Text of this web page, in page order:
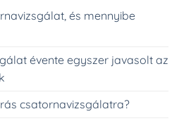
és mennyibe
évente egyszer javasolt az
csatornavizsgálatra?